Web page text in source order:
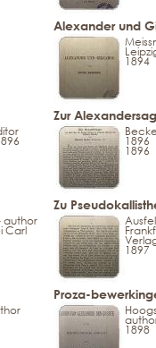
Alexander und
1894
Zur
1896
1896
author
Carl
Zu
1897
Proza-
1898